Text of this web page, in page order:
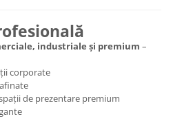
industriale și premium –
corporate
de prezentare premium